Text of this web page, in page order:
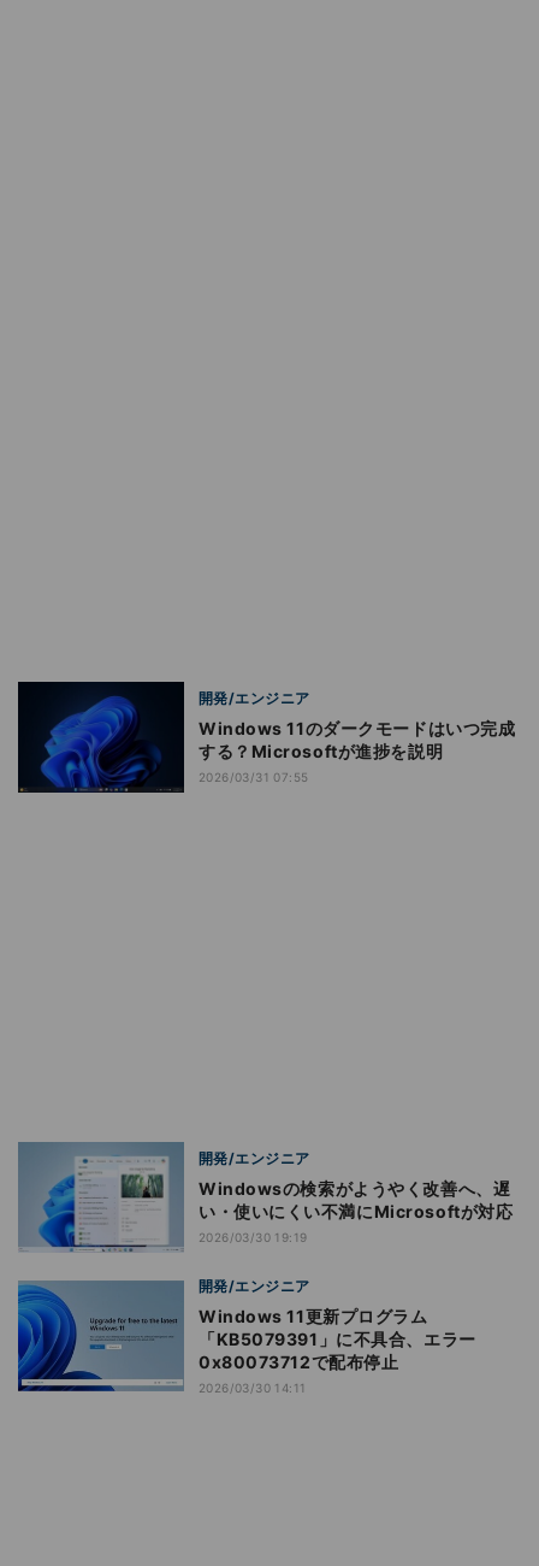
開発/エンジニア
Windows 11のダークモードはいつ完成
する？Microsoftが進捗を説明
2026/03/31 07:55
開発/エンジニア
Windowsの検索がようやく改善へ、遅
い・使いにくい不満にMicrosoftが対応
2026/03/30 19:19
開発/エンジニア
Windows 11更新プログラム
「KB5079391」に不具合、エラー
0x80073712で配布停止
2026/03/30 14:11